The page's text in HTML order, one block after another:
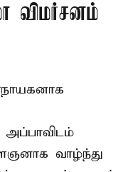
விமர்சனம்
வாழ்ந்து